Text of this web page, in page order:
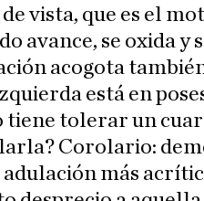
vista, que es el
avance, se oxida y
acogota
está en
tiene tolerar un
Corolario:
adulación más